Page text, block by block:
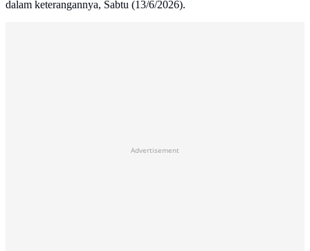
dalam keterangannya, Sabtu (13/6/2026).
Advertisement